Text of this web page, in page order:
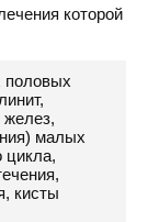
которой
половых
малых
цикла,
кисты